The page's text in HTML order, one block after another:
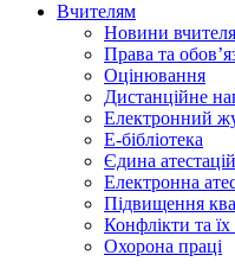
Вчителям
Новини
Права та
Оцінювання
Дистанційне
Електронний
E-бібліотека
Єдина
Електронна
Підвищення
Конфлікти та їх
Охорона праці